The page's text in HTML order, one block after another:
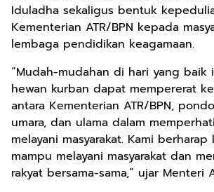
Iduladha sekaligus bentuk
Kementerian ATR/BPN kepada
lembaga pendidikan keagamaan.
“Mudah-mudahan di hari yang baik
hewan kurban dapat mempererat
antara Kementerian ATR/BPN,
umara, dan ulama dalam
melayani masyarakat. Kami
mampu melayani masyarakat dan
rakyat bersama-sama,” ujar Menteri